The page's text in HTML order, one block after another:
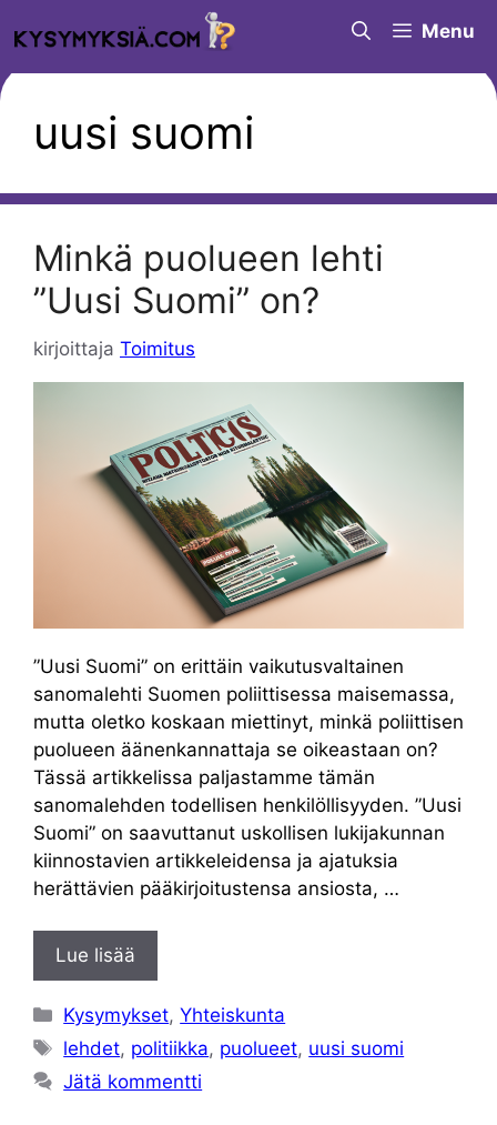
sisältöön
Menu
uusi suomi
Minkä puolueen lehti
”Uusi Suomi” on?
kirjoittaja Toimitus
”Uusi Suomi” on erittäin vaikutusvaltainen
sanomalehti Suomen poliittisessa maisemassa,
mutta oletko koskaan miettinyt, minkä poliittisen
puolueen äänenkannattaja se oikeastaan on?
Tässä artikkelissa paljastamme tämän
sanomalehden todellisen henkilöllisyyden. ”Uusi
Suomi” on saavuttanut uskollisen lukijakunnan
kiinnostavien artikkeleidensa ja ajatuksia
herättävien pääkirjoitustensa ansiosta, …
Lue lisää
Kategoriat
Kysymykset,Yhteiskunta
Avainsanat
lehdet, politiikka, puolueet, uusi suomi
Jätä kommentti